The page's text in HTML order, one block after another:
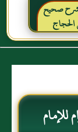
شرح صحيح